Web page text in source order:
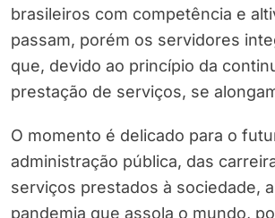
brasileiros com competência e
passam, porém os servidores
que, devido ao princípio da
prestação de serviços, se
O momento é delicado para o
administração pública, das
serviços prestados à sociedade,
pandemia que assola o mundo,